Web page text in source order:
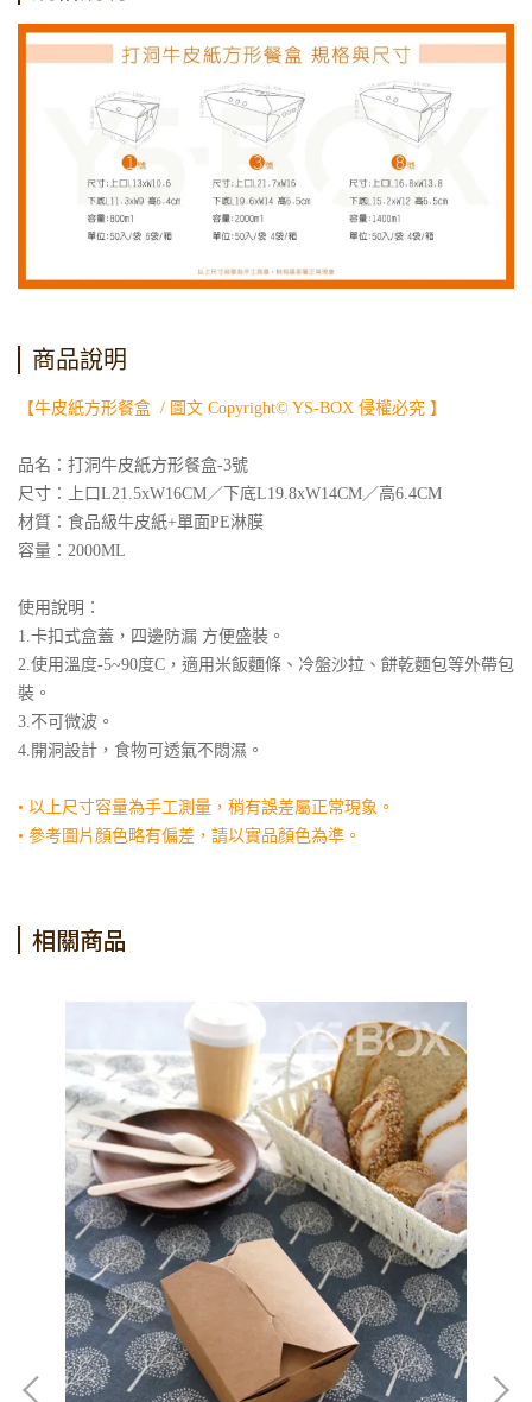
商品說明
【牛皮紙方形餐盒 / 圖文 Copyright© YS-BOX 侵權必究 】
品名：打洞牛皮紙方形餐盒-3號
尺寸：上口L21.5xW16CM／下底L19.8xW14CM／高6.4CM
材質：食品級牛皮紙+單面PE淋膜
容量：2000ML
使用說明：
1.卡扣式盒蓋，四邊防漏 方便盛裝。
2.使用溫度-5~90度C，適用米飯麵條、冷盤沙拉、餅乾麵包等外帶包
裝。
3.不可微波。
4.開洞設計，食物可透氣不悶濕。
• 以上尺寸容量為手工測量，稍有誤差屬正常現象。
• 參考圖片顏色略有偏差，請以實品顏色為準。
相關商品